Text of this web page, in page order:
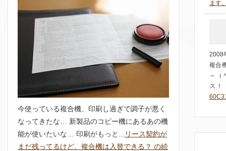
今使っている複合機、印刷し過ぎで調子が悪く
なってきたな… 新製品のコピー機にあるあの機
能が使いたいな… 印刷がもっと...
リース契約が
まだ残ってるけど、複合機は入替できる？ の続
ます
2008
複合
～（
ス！